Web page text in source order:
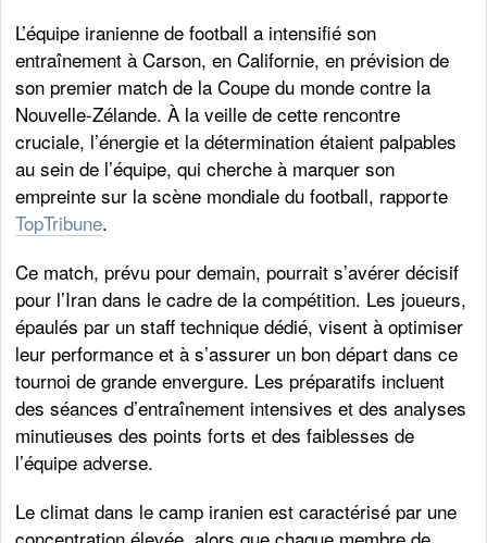
L’équipe iranienne de football a intensifié son
entraînement à Carson, en Californie, en prévision de
son premier match de la Coupe du monde contre la
Nouvelle-Zélande. À la veille de cette rencontre
cruciale, l’énergie et la détermination étaient palpables
au sein de l’équipe, qui cherche à marquer son
empreinte sur la scène mondiale du football, rapporte
TopTribune.
Ce match, prévu pour demain, pourrait s’avérer décisif
pour l’Iran dans le cadre de la compétition. Les joueurs,
épaulés par un staff technique dédié, visent à optimiser
leur performance et à s’assurer un bon départ dans ce
tournoi de grande envergure. Les préparatifs incluent
des séances d’entraînement intensives et des analyses
minutieuses des points forts et des faiblesses de
l’équipe adverse.
Le climat dans le camp iranien est caractérisé par une